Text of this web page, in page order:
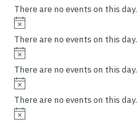
There are no events on this day.
Notice
There are no events on this day.
Notice
There are no events on this day.
Notice
There are no events on this day.
Notice